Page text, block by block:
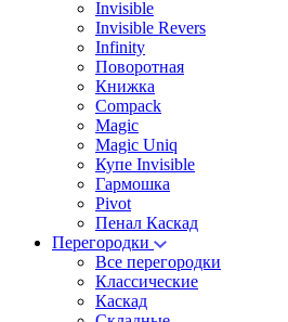
Invisible
Invisible Revers
Infinity
Поворотная
Книжка
Compack
Magic
Magic Uniq
Купе Invisible
Гармошка
Pivot
Пенал Каскад
Перегородки
Все перегородки
Классические
Каскад